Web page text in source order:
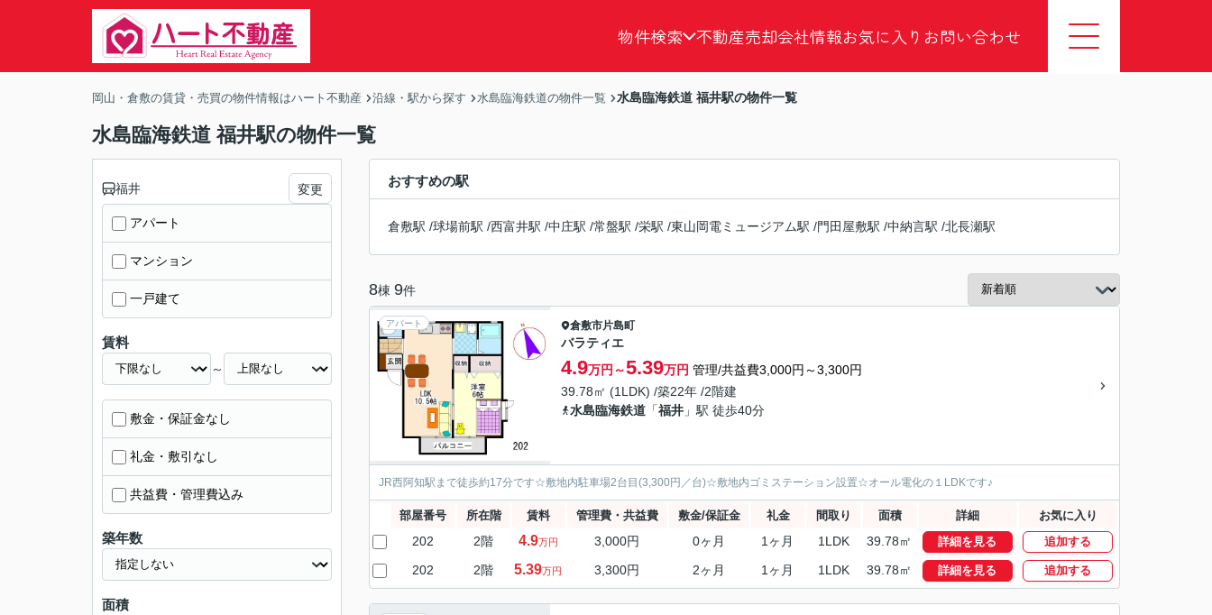
物件検索 不動産売却会社情報お気に入り お問い合わせ
岡山・倉敷の賃貸・売買の物件情報はハート不動産 沿線・駅から探す 水島臨海鉄道の物件一覧 水島臨海鉄道 福井駅の物件一覧
水島臨海鉄道 福井駅の物件一覧
おすすめの駅
倉敷駅 /球場前駅 /西富井駅 /中庄駅 /常盤駅 /栄駅 /東山岡電ミュージアム駅 /門田屋敷駅 /中納言駅 /北長瀬駅
8棟 9件
アパート 倉敷市片島町
バラティエ
4.9万円～5.39万円 管理/共益費3,000円～3,300円
39.78㎡ (1LDK) /築22年 /2階建
水島臨海鉄道 「福井 」駅 徒歩40分
JR西阿知駅まで徒歩約17分です☆敷地内駐車場2台目(3,300円／台)☆敷地内ゴミステーション設置☆オール電化の１LDKです♪
部屋番号 所在階 賃料 管理費・共益費 敷金/保証金 礼金 間取り 面積 詳細 お気に入り
202 2階 4.9万円 3,000円 0ヶ月 1ヶ月 1LDK 39.78㎡ 詳細を見る 追加する
202 2階 5.39万円 3,300円 2ヶ月 1ヶ月 1LDK 39.78㎡ 詳細を見る 追加する
福井 変更
アパート
マンション
一戸建て
賃料
～
敷金・保証金なし
礼金・敷引なし
共益費・管理費込み
築年数
面積